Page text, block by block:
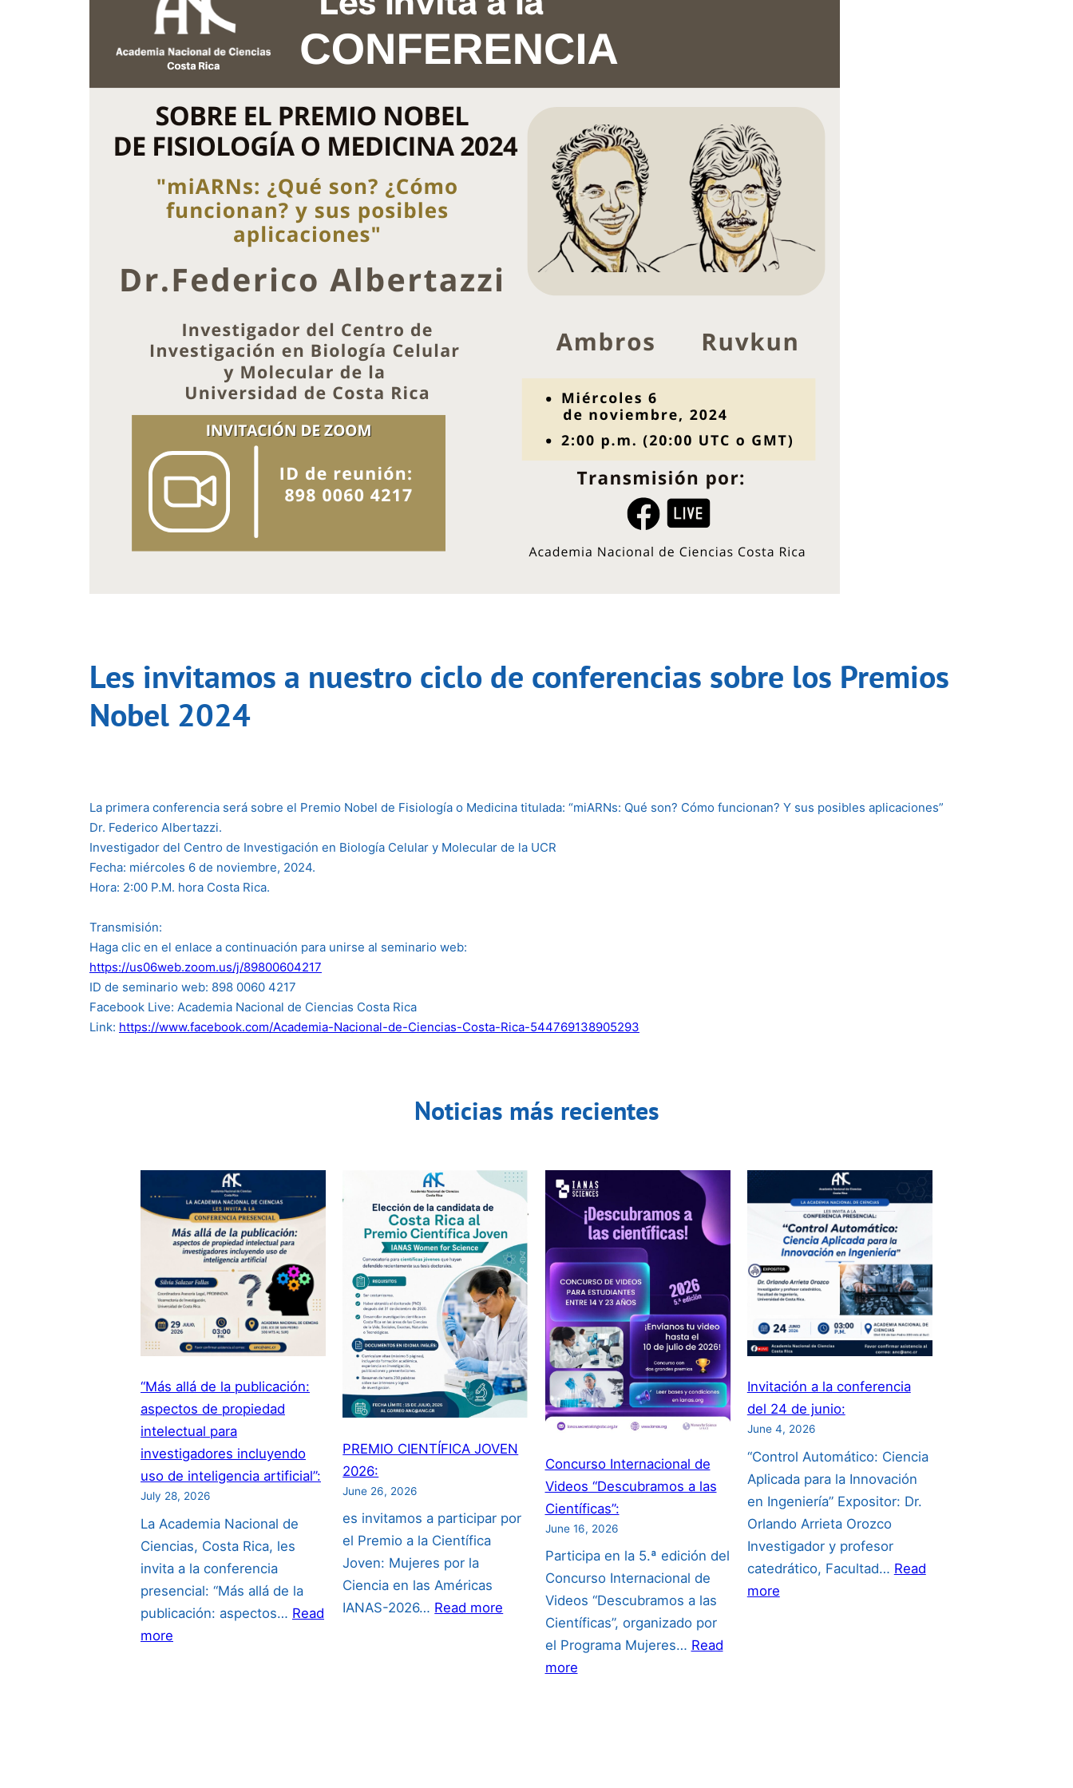
Les invitamos a nuestro ciclo de conferencias sobre los Premios
Nobel 2024
La primera conferencia será sobre el Premio Nobel de Fisiología o Medicina titulada: “miARNs: Qué son? Cómo funcionan? Y sus posibles aplicaciones”
Dr. Federico Albertazzi.
Investigador del Centro de Investigación en Biología Celular y Molecular de la UCR
Fecha: miércoles 6 de noviembre, 2024.
Hora: 2:00 P.M. hora Costa Rica.
Transmisión:
Haga clic en el enlace a continuación para unirse al seminario web:
https://us06web.zoom.us/j/89800604217
ID de seminario web: 898 0060 4217
Facebook Live: Academia Nacional de Ciencias Costa Rica
Link: https://www.facebook.com/Academia-Nacional-de-Ciencias-Costa-Rica-544769138905293
Noticias más recientes
“Más allá de la publicación:
aspectos de propiedad
intelectual para
investigadores incluyendo
uso de inteligencia artificial”:
July 28, 2026
La Academia Nacional de
Ciencias, Costa Rica, les
invita a la conferencia
presencial: “Más allá de la
publicación: aspectos… Read
more
PREMIO CIENTÍFICA JOVEN
2026:
June 26, 2026
es invitamos a participar por
el Premio a la Científica
Joven: Mujeres por la
Ciencia en las Américas
IANAS-2026… Read more
PREMIO
CIENTÍFICA
JOVEN
Concurso Internacional de
Videos “Descubramos a las
Científicas”:
June 16, 2026
Participa en la 5.ª edición del
Concurso Internacional de
Videos “Descubramos a las
Científicas”, organizado por
el Programa Mujeres… Read
more:
Invitación a la conferencia
del 24 de junio:
June 4, 2026
“Control Automático: Ciencia
Aplicada para la Innovación
en Ingeniería” Expositor: Dr.
Orlando Arrieta Orozco
Investigador y profesor
catedrático, Facultad… Read
more: